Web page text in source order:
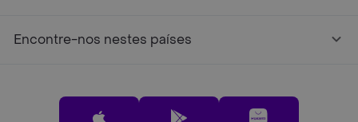
Encontre-nos nestes países